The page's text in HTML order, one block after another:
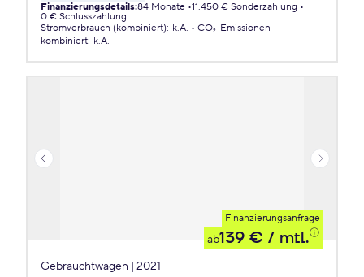
Finanzierungsdetails:84 Monate 11.450 € Sonderzahlung
0 € Schlusszahlung
Stromverbrauch (kombiniert): k.A.
CO₂-Emissionen
kombiniert: k.A.
Finanzierungsanfrage
ab139 € / mtl.
Gebrauchtwagen | 2021